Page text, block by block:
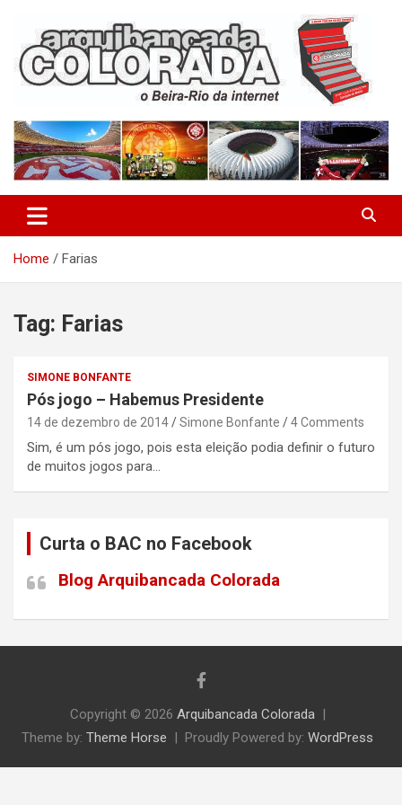
content
Arquibancada Colorada
Home Farias
Tag: Farias
SIMONE BONFANTE
Pós jogo – Habemus Presidente
14 de dezembro de 2014 Simone Bonfante 4 Comments
Sim, é um pós jogo, pois esta eleição podia definir o futuro
de muitos jogos para…
Curta o BAC no Facebook
Blog Arquibancada Colorada
Copyright © 2026 Arquibancada Colorada
Theme by: Theme Horse Proudly Powered by: WordPress